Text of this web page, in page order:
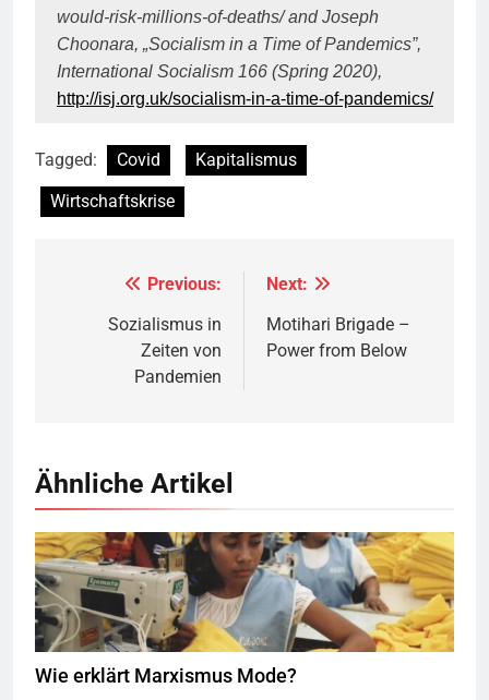
would-risk-millions-of-deaths/ and Joseph
Choonara, „Socialism in a Time of Pandemics”,
International Socialism 166 (Spring 2020),
http://isj.org.uk/socialism-in-a-time-of-pandemics/
Tagged: Covid
Kapitalismus
Wirtschaftskrise
Beitragsnavigation
Previous:
Sozialismus in
Zeiten von
Pandemien
Next:
Motihari Brigade –
Power from Below
Ähnliche Artikel
Näherinnen in Sweatshop © marissaorton (flickr)BY-SA 2.0
Wie erklärt Marxismus Mode?